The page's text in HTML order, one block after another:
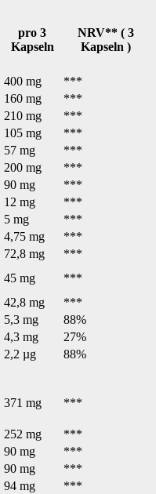
pro 3
Kapseln
NRV** ( 3
Kapseln )
400 mg
***
160 mg
***
210 mg
***
105 mg
***
57 mg
***
200 mg
***
90 mg
***
12 mg
***
5 mg
***
4,75 mg
***
72,8 mg
***
45 mg
***
42,8 mg
***
5,3 mg
88%
4,3 mg
27%
2,2 µg
88%
371 mg ***
252 mg
***
90 mg
***
90 mg
***
94 mg
***